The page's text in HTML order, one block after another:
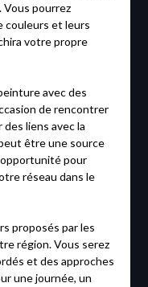
pourrez
couleurs et leurs
votre propre
avec des
de rencontrer
des liens avec la
être une source
pour
réseau dans le
proposés par les
région. Vous serez
et des approches
une journée, un